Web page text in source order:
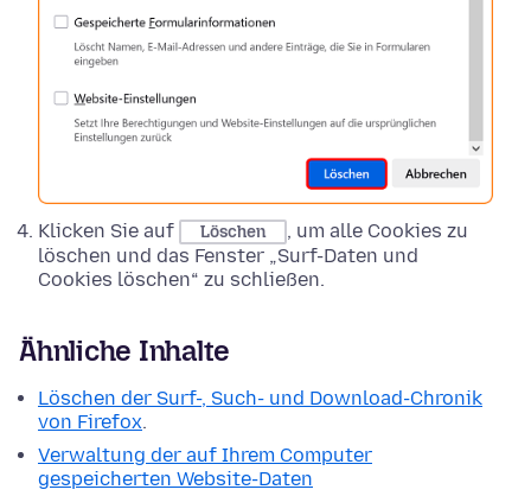
Klicken Sie auf Löschen
, um alle Cookies zu
löschen und das Fenster „Surf-Daten und
Cookies löschen“ zu schließen.
Ähnliche Inhalte
Löschen der Surf-, Such- und Download-Chronik
von Firefox.
Verwaltung der auf Ihrem Computer
gespeicherten Website-Daten